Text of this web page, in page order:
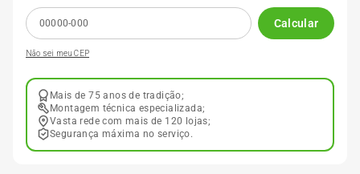
Calcular
Não sei meu CEP
Mais de 75 anos de tradição;
Montagem técnica especializada;
Vasta rede com mais de 120 lojas;
Segurança máxima no serviço.